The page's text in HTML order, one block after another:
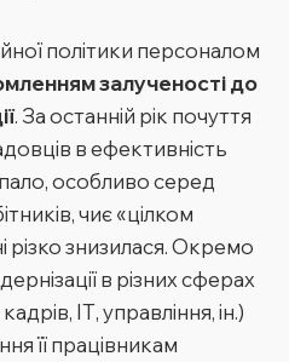
політики персоналом
залученості до
. За останній рік почуття
в ефективність
особливо серед
чиє «цілком
різко знизилася. Окремо
в різних сферах
ІТ, управління, ін.)
її працівникам